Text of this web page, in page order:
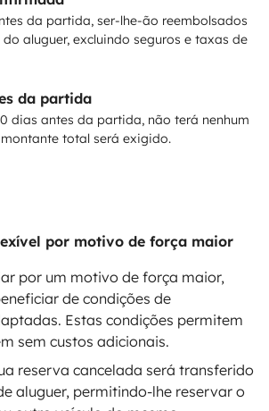
da partida, ser-lhe-ão reembolsados
aluguer, excluindo seguros e taxas de
da partida
dias antes da partida, não terá nenhum
total será exigido.
por motivo de força maior
por um motivo de força maior,
de condições de
Estas condições permitem
sem custos adicionais.
reserva cancelada será transferido
aluguer, permitindo-lhe reservar o
na
Disponível na
Google Play